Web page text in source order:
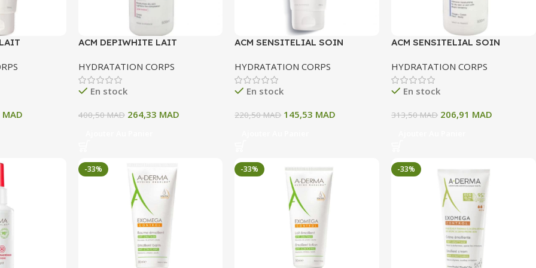
MAD
ACM DEPIWHITE LAIT
500 ML
HYDRATATION CORPS
En stock
400,50MAD 264,33 MAD
ACM SENSITELIAL SOIN
HYDRATATION CORPS
En stock
220,50MAD 145,53 MAD
ACM SENSITELIAL SOIN
HYDRATATION CORPS
En stock
313,50MAD 206,91 MAD
-33% -33% -33%